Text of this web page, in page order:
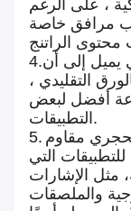
، على الرغم
مرافق خاصة
4.إلى أن
التقليدي ،
أفضل لبعض
التطبيقات.
5. مقاوم
التي
مثل الإشارات